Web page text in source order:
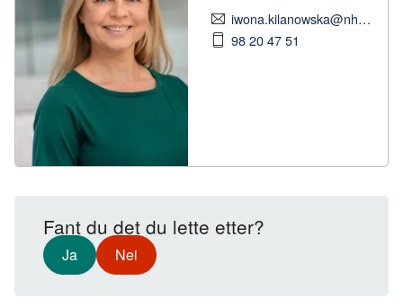
iwona.kilanowska@nhobyggenaringen.no
98 20 47 51
Fant du det du lette etter?
Ja Nei